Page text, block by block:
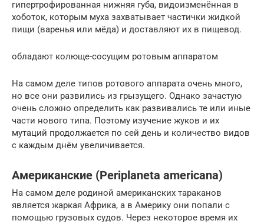
гипертрофированная нижняя губа, видоизменённая в
хоботок, которым муха захватывает частички жидкой
пищи (варенья или мёда) и доставляют их в пищевод.
обладают колюще-сосущим ротовым аппаратом
На самом деле типов ротового аппарата очень много,
но все они развились из грызущего. Однако зачастую
очень сложно определить как развивались те или иные
части нового типа. Поэтому изучение жуков и их
мутаций продолжается по сей день и количество видов
с каждым днём увеличивается.
Американские (Periplaneta americana)
На самом деле родиной американских тараканов
является жаркая Африка, а в Америку они попали с
помощью грузовых судов. Через некоторое время их